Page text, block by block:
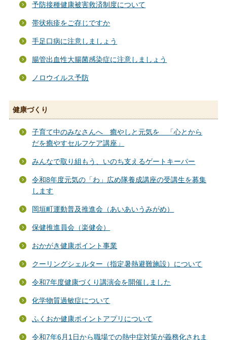
予防接種健康被害救済制度について
帯状疱疹をご存じですか
手足口病に注意しましょう
腸管出血性大腸菌感染症に注意しましょう
ノロウイルス予防
健康づくり
子育て中のみなさんへ 癒やしと元気を 「心とから
だを癒やすセルフケア講座」
みんなで取り組もう、いのち支えるゲートキーパー
令和8年度元気の「わ」広め隊養成講座の受講生を募集
します
岡垣町運動普及推進会（あいあいうみがめ）
保健推進員会（楽健会）
おかがき健康ポイント事業
クーリングシェルター（指定暑熱避難施設）について
令和7年度健康づくり講演会を開催しました
化学物質過敏症について
ふくおか健康ポイントアプリについて
令和7年6月1日から職場での熱中症対策が義務化されま